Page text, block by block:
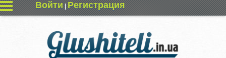
Войти|Регистрация